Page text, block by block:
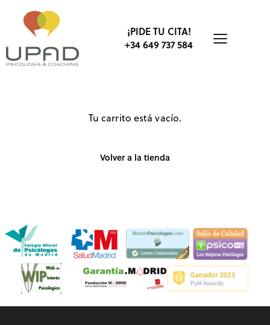
¡PIDE TU CITA!
+34 649 737 584
Tu carrito está vacío.
Volver a la tienda